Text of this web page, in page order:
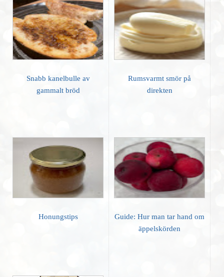
Snabb kanelbulle av
gammalt bröd
Rumsvarmt smör på
direkten
Honungstips
Guide: Hur man tar hand om
äppelskörden